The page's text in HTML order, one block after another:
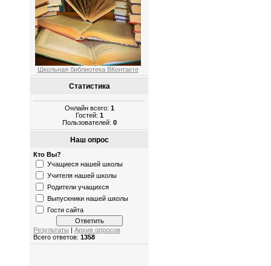
Школьная библиотека ВКонтакте
Статистика
Онлайн всего: 1
Гостей: 1
Пользователей: 0
Наш опрос
Кто Вы?
Учащиеся нашей школы
Учителя нашей школы
Родители учащихся
Выпускники нашей школы
Гости сайта
Результаты
Архив опросов
Всего ответов: 1358